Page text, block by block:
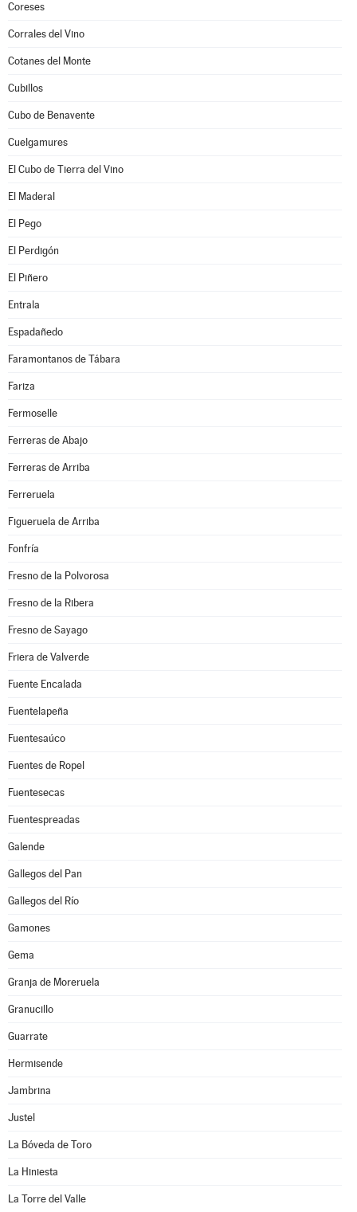
Coreses
Corrales del Vino
Cotanes del Monte
Cubillos
Cubo de Benavente
Cuelgamures
El Cubo de Tierra del Vino
El Maderal
El Pego
El Perdigón
El Piñero
Entrala
Espadañedo
Faramontanos de Tábara
Fariza
Fermoselle
Ferreras de Abajo
Ferreras de Arriba
Ferreruela
Figueruela de Arriba
Fonfría
Fresno de la Polvorosa
Fresno de la Ribera
Fresno de Sayago
Friera de Valverde
Fuente Encalada
Fuentelapeña
Fuentesaúco
Fuentes de Ropel
Fuentesecas
Fuentespreadas
Galende
Gallegos del Pan
Gallegos del Río
Gamones
Gema
Granja de Moreruela
Granucillo
Guarrate
Hermisende
Jambrina
Justel
La Bóveda de Toro
La Hiniesta
La Torre del Valle